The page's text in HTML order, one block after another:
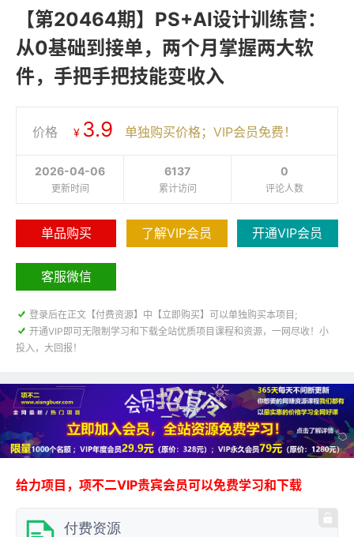
【第20464期】PS+AI设计训练营：
从0基础到接单，两个月掌握两大软
件，手把手把技能变收入
价格 ¥ 3.9 单独购买价格；VIP会员免费！
0
评论人数
6137
累计访问
2026-04-06
更新时间
单品购买 了解VIP会员 开通VIP会员
客服微信
 登录后在正文【付费资源】中【立即购买】可以单独购买本项目;
 开通VIP即可无限制学习和下载全站优质项目课程和资源，一网尽收！小
投入，大回报！
给力项目，项不二VIP贵宾会员可以免费学习和下载
付费资源